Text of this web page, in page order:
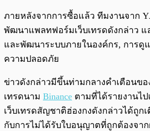
ภายหลังจากการซื้อแล้ว ทีมงานจาก
พัฒนาแพลทฟอร์มเว็บเทรดดังกล่าว แ
และพัฒนาระบบภายในองค์กร, การดู
ความปลอดภัย
ข่าวดังกล่าวมีขึ้นท่ามกลางคำเตือนขอ
เทรดนาม Binance ตามที่ได้รายงานไ
เว็บเทรดสัญชาติฮ่องกงดังกล่าวได้ถูกเ
กับการไม่ได้รับใบอนุญาตที่ถูกต้องจา